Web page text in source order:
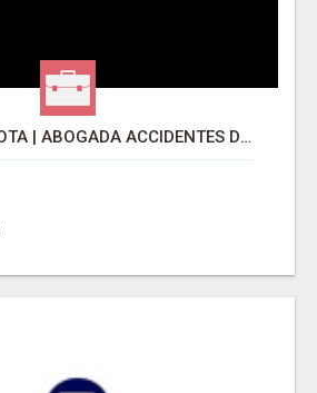
LOURDES MOZOTA | ABOGADA ACCIDENTES DE TRÁFICO